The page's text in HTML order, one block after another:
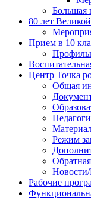
Большая
80 лет
Прием в 10
Центр Точка
Общая
Педагоги
Режим
Рабочие